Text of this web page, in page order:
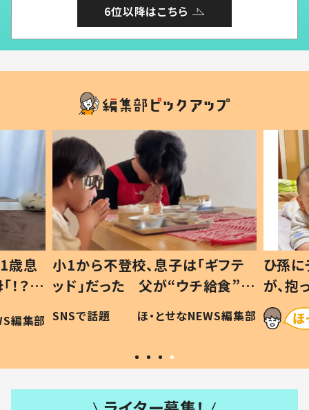
6位以降はこちら
歳息
？」
編集部
小1から不登校、息子は「ギフテ
ッド」だった 父が“ウチ給食”を
作り続ける理由とは #令和の親
#令和の子
SNSで話題 ほ・とせなNEWS編集部
ひ孫
が、
「涙が
い」